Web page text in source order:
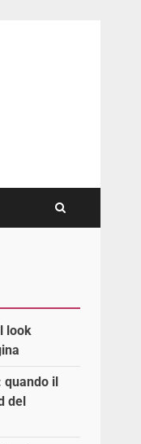
look
quando il
del